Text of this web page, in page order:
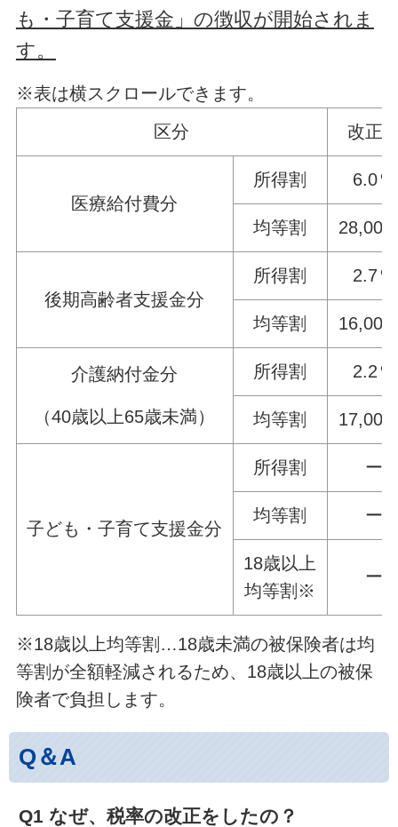
も・子育て支援金」の徴収が開始されま
す。
※表は横スクロールできます。
区分
改正
医療給付費分
所得割 6.0％
均等割 28,000
後期高齢者支援金分
所得割 2.7％
均等割 16,000
介護納付金分
（40歳以上65歳未満）
所得割 2.2％
均等割 17,000
子ども・子育て支援金分
所得割 ー
均等割 ー
18歳以上
均等割※
ー
※18歳以上均等割…18歳未満の被保険者は均
等割が全額軽減されるため、18歳以上の被保
険者で負担します。
Q＆A
Q1 なぜ、税率の改正をしたの？